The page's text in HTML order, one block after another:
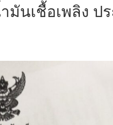
นเชื้อเพลิง ป